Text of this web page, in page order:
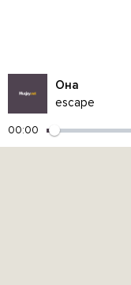
Она
escape
00:00